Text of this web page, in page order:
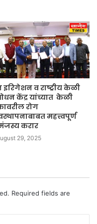
व राष्ट्रीय केळी
केंद्र यांच्यात केळी
रोग
महत्त्वपूर्ण
करार
29, 2025
Required fields are